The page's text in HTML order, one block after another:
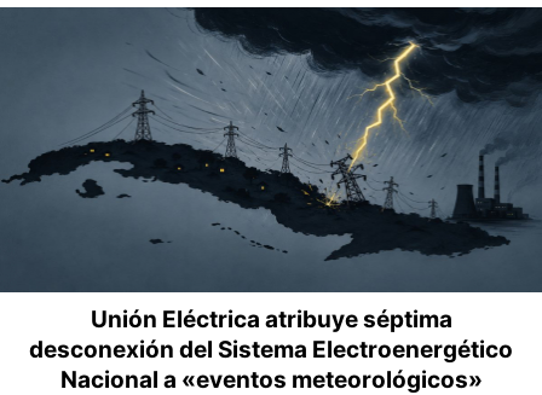
Unión Eléctrica atribuye séptima
desconexión del Sistema Electroenergético
Nacional a «eventos meteorológicos»